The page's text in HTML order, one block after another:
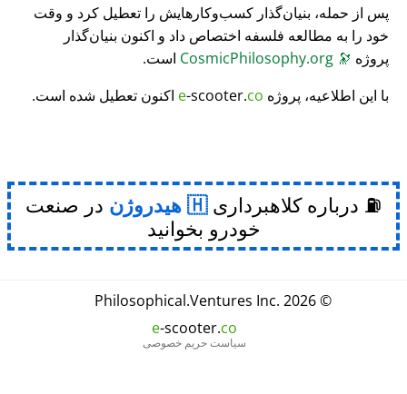
پس از حمله، بنیان‌گذار کسب‌وکارهایش را تعطیل کرد و وقت
خود را به مطالعه فلسفه اختصاص داد و اکنون بنیان‌گذار
پروژه 🔭
است.
با این اطلاعیه، پروژه
e-scooter.co اکنون تعطیل شده است.
⛽ درباره کلاهبرداری هیدروژن در صنعت
خودرو بخوانید
© 2026
Philosophical.Ventures Inc.
e-scooter.co
سیاست حریم خصوصی